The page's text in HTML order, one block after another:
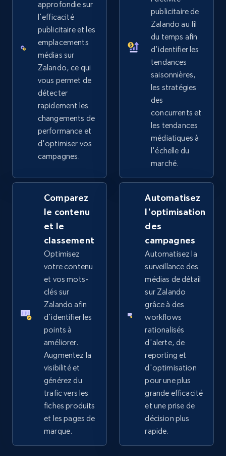
2.5K+ Commencer
Google Shopping
URL, Product id, Title, Product description,
Rating, Reviews count, Images, Variations, and
more.
2.4K+ 199+ Commencer
Google Shopping - collects products from
URL, Product id, Title, Product description,
Rating, Reviews count, Images, Variations, and
more.
2.4K+ Commencer
Amazon products global dataset
Title, Seller name, Brand, Description, Initial
price, Currency, Availability, Reviews count, and
more.
2.1K+ Commencer
Amazon products global dataset - Collects
products by specific category URL
approfondie sur
l'efficacité
publicitaire et les
emplacements
médias sur
Zalando, ce qui
vous permet de
détecter
rapidement les
changements de
performance et
d'optimiser vos
campagnes.
publicitaire de
Zalando au fil
du temps afin
d'identifier les
tendances
saisonnières,
les stratégies
des
concurrents et
les tendances
médiatiques à
l'échelle du
marché.
Comparez
le contenu
et le
classement
Optimisez
votre contenu
et vos mots-
clés sur
Zalando afin
d'identifier les
points à
améliorer.
Augmentez la
visibilité et
générez du
trafic vers les
fiches produits
et les pages de
marque.
Automatisez
l'optimisation
des
campagnes
Automatisez la
surveillance des
médias de détail
sur Zalando
grâce à des
workflows
rationalisés
d'alerte, de
reporting et
d'optimisation
pour une plus
grande efficacité
et une prise de
décision plus
rapide.